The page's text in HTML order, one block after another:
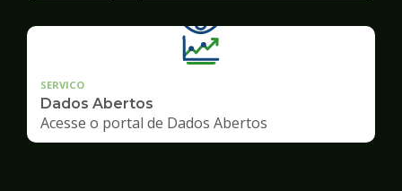
SERVICO
Dados Abertos
Acesse o portal de Dados Abertos